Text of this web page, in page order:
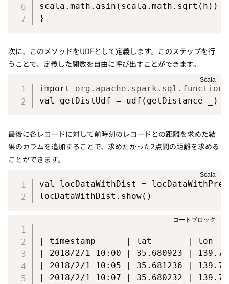
scala . math . asin ( scala . math . sqrt ( h ) )
}
次に、このメソッドをUDFとして定義します。このステップを行
うことで、定義した関数を自由に呼び出すことができます。
import org . apache . spark . sql . functions
val
getDistUdf = udf ( getDistance _ )
最後に各レコードに対して前時刻のレコードとの距離を求めた結
果のカラムを追加することで、求めたかった2点間の距離を求める
ことができます。
val locDataWithDist = locDataWithPrev
locDataWithDist . show( )
| timestamp      | lat       | lon
| 2018/2/1 10:00 | 35.680923 |
| 2018/2/1 10:05 | 35.681236 |
| 2018/2/1 10:07 | 35.680232 |